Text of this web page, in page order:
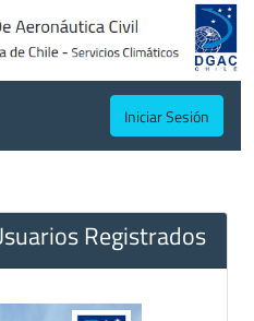
Iniciar Sesión
Registrados